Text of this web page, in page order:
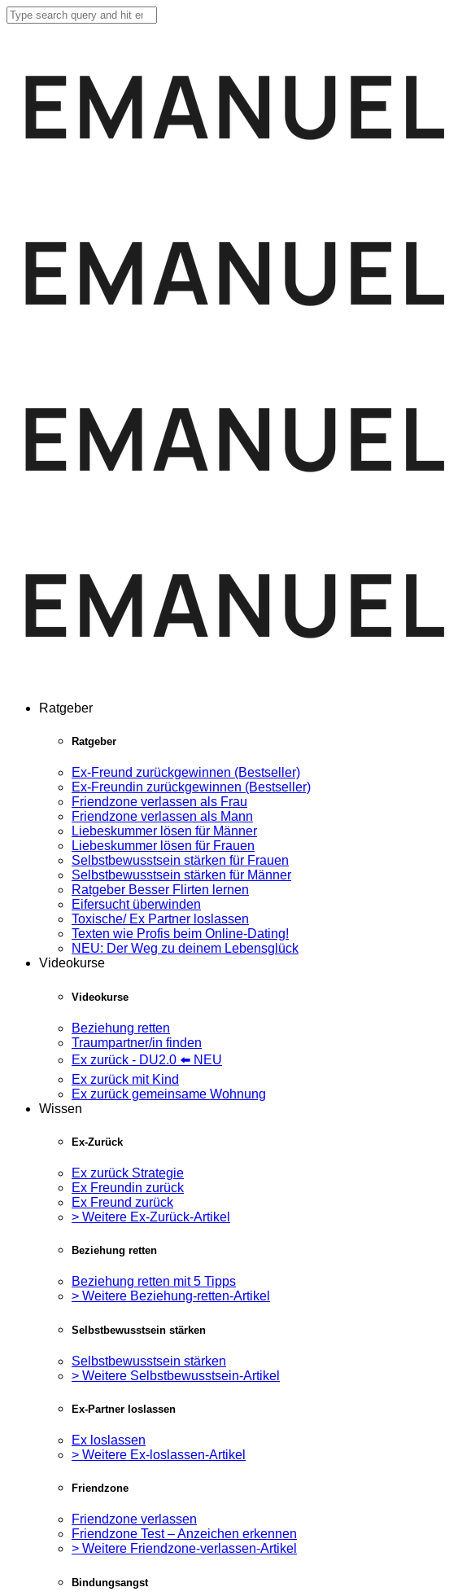
Ratgeber
Ratgeber
Ex-Freund zurückgewinnen (Bestseller)
Ex-Freundin zurückgewinnen (Bestseller)
Friendzone verlassen als Frau
Friendzone verlassen als Mann
Liebeskummer lösen für Männer
Liebeskummer lösen für Frauen
Selbstbewusstsein stärken für Frauen
Selbstbewusstsein stärken für Männer
Ratgeber Besser Flirten lernen
Eifersucht überwinden
Toxische/ Ex Partner loslassen
Texten wie Profis beim Online-Dating!
NEU: Der Weg zu deinem Lebensglück
Videokurse
Videokurse
Beziehung retten
Traumpartner/in finden
Ex zurück - DU2.0 ⬅️ NEU
Ex zurück mit Kind
Ex zurück gemeinsame Wohnung
Wissen
Ex-Zurück
Ex zurück Strategie
Ex Freundin zurück
Ex Freund zurück
> Weitere Ex-Zurück-Artikel
Beziehung retten
Beziehung retten mit 5 Tipps
> Weitere Beziehung-retten-Artikel
Selbstbewusstsein stärken
Selbstbewusstsein stärken
> Weitere Selbstbewusstsein-Artikel
Ex-Partner loslassen
Ex loslassen
> Weitere Ex-loslassen-Artikel
Friendzone
Friendzone verlassen
Friendzone Test – Anzeichen erkennen
> Weitere Friendzone-verlassen-Artikel
Bindungsangst